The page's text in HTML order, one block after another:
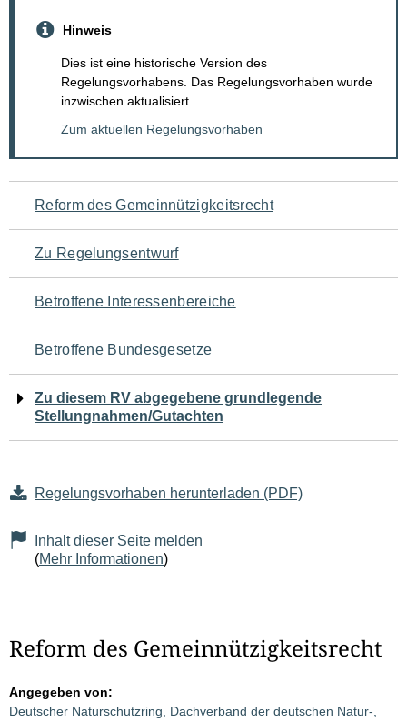
Hinweis
Dies ist eine historische Version des
Regelungsvorhabens. Das Regelungsvorhaben wurde
inzwischen aktualisiert.
Zum aktuellen Regelungsvorhaben
Navigation
für
den
Seiteninhalt
Reform des Gemeinnützigkeitsrecht
Zu Regelungsentwurf
Betroffene Interessenbereiche
Betroffene Bundesgesetze
Zu diesem RV abgegebene grundlegende
Stellungnahmen/Gutachten
Regelungsvorhaben herunterladen (PDF)
Inhalt dieser Seite melden
(Mehr Informationen)
Reform des Gemeinnützigkeitsrecht
Angegeben von:
Deutscher Naturschutzring, Dachverband der deutschen Natur-,